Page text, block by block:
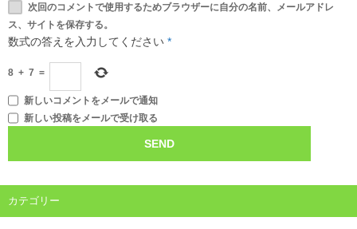
次回のコメントで使用するためブラウザーに自分の名前、メールアドレ
ス、サイトを保存する。
数式の答えを入力してください *
8 + 7 =
新しいコメントをメールで通知
新しい投稿をメールで受け取る
カテゴリー